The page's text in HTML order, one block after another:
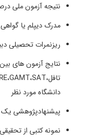
نتیجه آزمون ملی
مدرک دیپلم یا
ریزنمرات تحصیلی
نتایج آزمون های بین
دانشگاه مورد نظر
پیشنهادپژوهشی
نمونه کتبی از